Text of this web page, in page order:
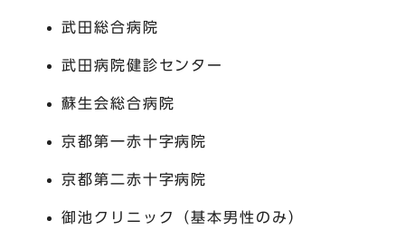
武田総合病院
武田病院健診センター
蘇生会総合病院
京都第一赤十字病院
京都第二赤十字病院
御池クリニック（基本男性のみ）